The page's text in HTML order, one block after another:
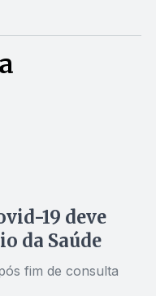
19 deve
da Saúde
fim de consulta